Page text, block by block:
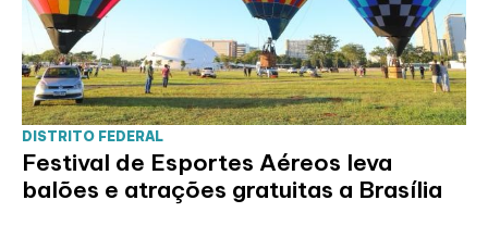
DISTRITO FEDERAL
Festival de Esportes Aéreos leva
balões e atrações gratuitas a Brasília